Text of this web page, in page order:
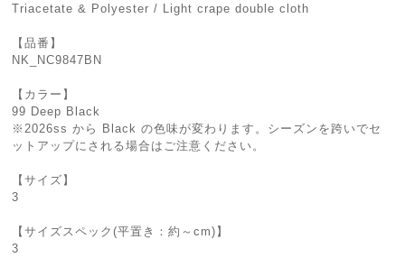
Triacetate & Polyester / Light crape double cloth
【品番】
NK_NC9847BN
【カラー】
99 Deep Black
※2026ss から Black の色味が変わります。シーズンを跨いでセ
ットアップにされる場合はご注意ください。
【サイズ】
3
【サイズスペック(平置き：約～cm)】
3